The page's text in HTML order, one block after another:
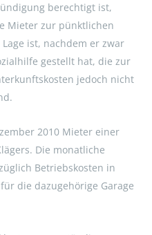
berechtigt ist,
Mieter zur pünktlichen
ist, nachdem er zwar
gestellt hat, die zur
jedoch nicht
2010 Mieter einer
Die monatliche
Betriebskosten in
die dazugehörige Garage